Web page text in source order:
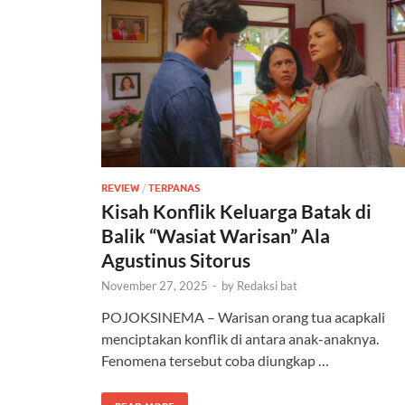
REVIEW / TERPANAS
Kisah Konflik Keluarga Batak di
Balik “Wasiat Warisan” Ala
Agustinus Sitorus
November 27, 2025 - by Redaksi bat
POJOKSINEMA – Warisan orang tua acapkali
menciptakan konflik di antara anak-anaknya.
Fenomena tersebut coba diungkap …